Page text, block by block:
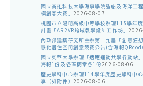
國立高雄科技大學海事學院造船及海洋工
模創客大賽」 2026-08-07
桃園市立陽明高級中等學校辦理115學年
計畫「AR2VR跨域教學設計工作坊」
內政部建築研究所主辦第十九屆「創意狂
慧化居住空間創意競賽公告(含海報
國立東華大學辦理「適應運動共學行動站
海報1份及各區簡章各1份2026-08-06
歷史學科中心辦理114學年度歷史學科中
享（如附件） 2026-08-06